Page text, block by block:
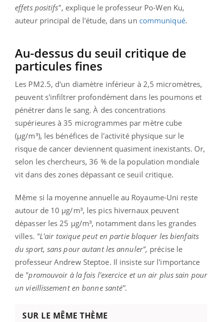
effets positifs", explique le professeur Po-Wen Ku,
auteur principal de l'étude, dans un communiqué.
Au-dessus du seuil critique de
particules fines
Les PM2.5, d'un diamètre inférieur à 2,5 micromètres,
peuvent s'infiltrer profondément dans les poumons et
pénétrer dans le sang. À des concentrations
supérieures à 35 microgrammes par mètre cube
(μg/m³), les bénéfices de l'activité physique sur le
risque de cancer deviennent quasiment inexistants. Or,
selon les chercheurs, 36 % de la population mondiale
vit dans des zones dépassant ce seuil critique.
Même si la moyenne annuelle au Royaume-Uni reste
autour de 10 μg/m³, les pics hivernaux peuvent
dépasser les 25 μg/m³, notamment dans les grandes
villes. "L'air toxique peut en partie bloquer les bienfaits
du sport, sans pour autant les annuler", précise le
professeur Andrew Steptoe. Il insiste sur l'importance
de "promouvoir à la fois l'exercice et un air plus sain pour
un vieillissement en bonne santé".
SUR LE MÊME THÈME